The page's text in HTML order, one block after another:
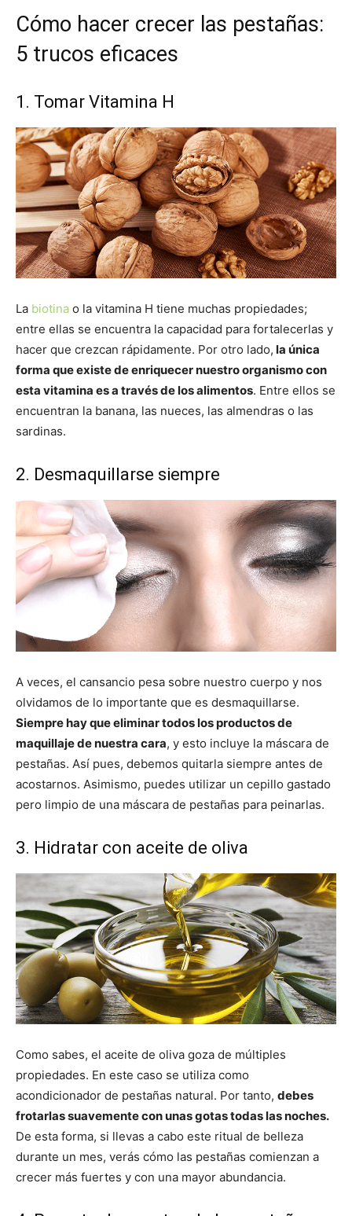
Cómo hacer crecer las pestañas:
5 trucos eficaces
1. Tomar Vitamina H
La biotina o la vitamina H tiene muchas propiedades;
entre ellas se encuentra la capacidad para fortalecerlas y
hacer que crezcan rápidamente. Por otro lado, la única
forma que existe de enriquecer nuestro organismo con
esta vitamina es a través de los alimentos. Entre ellos se
encuentran la banana, las nueces, las almendras o las
sardinas.
2. Desmaquillarse siempre
A veces, el cansancio pesa sobre nuestro cuerpo y nos
olvidamos de lo importante que es desmaquillarse.
Siempre hay que eliminar todos los productos de
maquillaje de nuestra cara, y esto incluye la máscara de
pestañas. Así pues, debemos quitarla siempre antes de
acostarnos. Asimismo, puedes utilizar un cepillo gastado
pero limpio de una máscara de pestañas para peinarlas.
3. Hidratar con aceite de oliva
Como sabes, el aceite de oliva goza de múltiples
propiedades. En este caso se utiliza como
acondicionador de pestañas natural. Por tanto, debes
frotarlas suavemente con unas gotas todas las noches.
De esta forma, si llevas a cabo este ritual de belleza
durante un mes, verás cómo las pestañas comienzan a
crecer más fuertes y con una mayor abundancia.